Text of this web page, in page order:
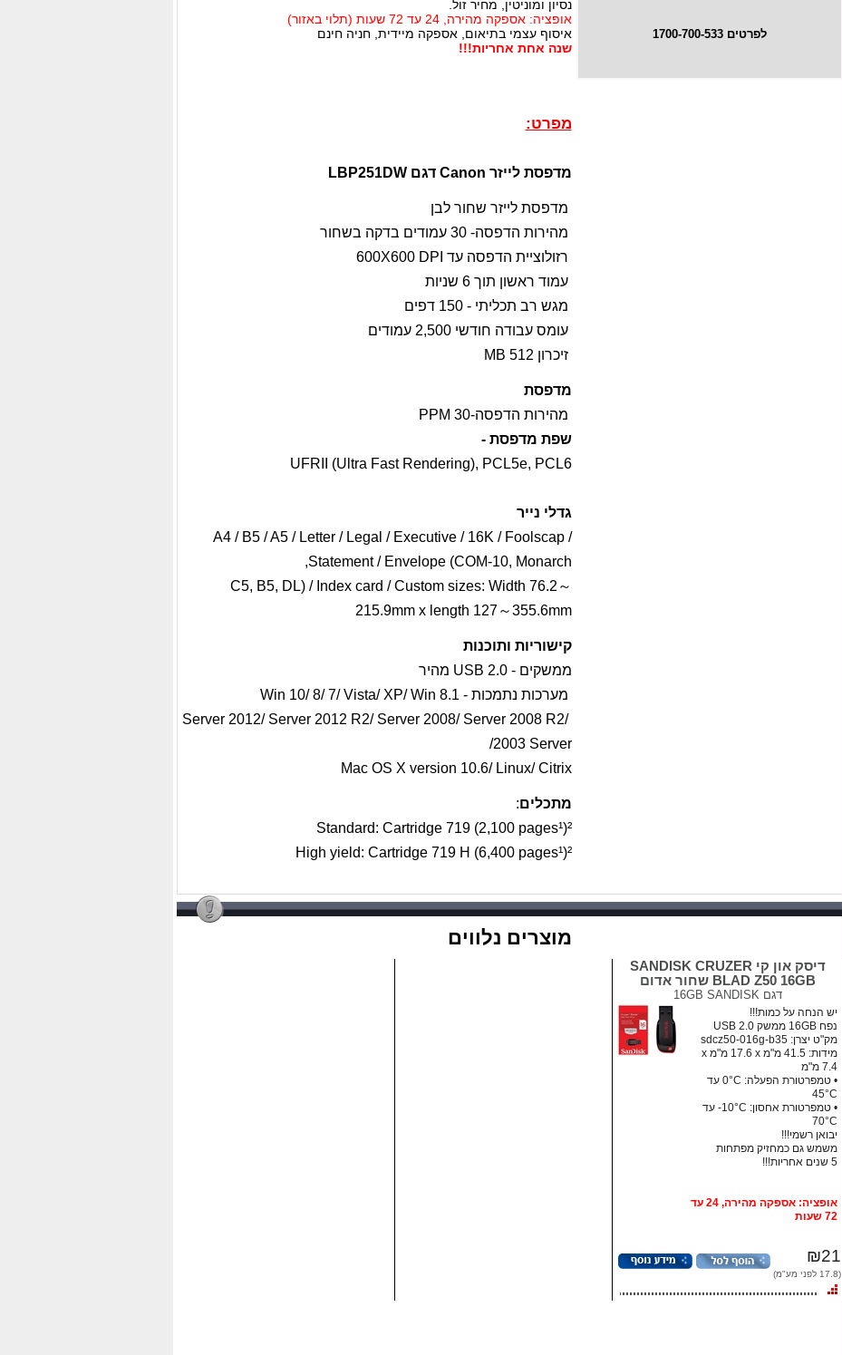
לפרטים 1700-700-533
נסיון ומוניטין, מחיר זול.
אופציה: אספקה מהירה, 24 עד 72 שעות (תלוי באזור)
איסוף עצמי בתיאום, אספקה מיידית, חניה חינם
שנה אחת אחריות!!!
מפרט:
מדפסת לייזר Canon דגם LBP251DW
מדפסת לייזר שחור לבן
מהירות הדפסה- 30 עמודים בדקה בשחור
רזולוציית הדפסה עד 600X600 DPI
עמוד ראשון תוך 6 שניות
מגש רב תכליתי - 150 דפים
עומס עבודה חודשי 2,500 עמודים
זיכרון 512 MB
מדפסת
מהירות הדפסה-30 PPM
שפת מדפסת -
UFRII (Ultra Fast Rendering), PCL5e, PCL6
גדלי נייר
A4 / B5 / A5 / Letter / Legal / Executive / 16K / Foolscap /
Statement / Envelope (COM-10, Monarch,
C5, B5, DL) / Index card / Custom sizes: Width 76.2～
215.9mm x length 127～355.6mm
קישוריות ותוכנות
ממשקים - USB 2.0 מהיר
מערכות נתמכות - Win 10/ 8/ 7/ Vista/ XP/ Win 8.1
Server 2012/ Server 2012 R2/ Server 2008/ Server 2008 R2/
2003 Server/
Mac OS X version 10.6/ Linux/ Citrix
מתכלים:
Standard: Cartridge 719 (2,100 pages¹)²
High yield: Cartridge 719 H (6,400 pages¹)²
מוצרים נלווים
דיסק און קי SANDISK CRUZER
BLAD Z50 16GB שחור אדום
דגם16GB SANDISK
יש הנחה על כמות!!!
נפח 16GB ממשק USB 2.0
מק"ט יצרן: sdcz50-016g-b35
מידות: ‏41.5 מ"מ x ‏17.6 מ"מ x
‏7.4 מ"מ
• טמפרטורת הפעלה: ‏0°C עד
45°C
• טמפרטורת אחסון:‏ 10°C- עד
70°C
יבואן רשמי!!!
משמש גם כמחזיק מפתחות
5 שנים אחריות!!!
אופציה: אספקה מהירה, 24 עד
72 שעות
₪21
(17.8 לפני מע"מ)